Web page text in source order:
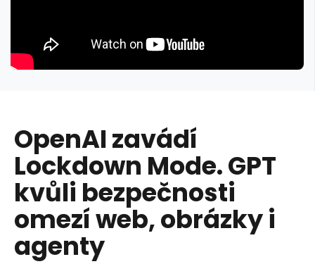
OpenAI zavádí
Lockdown Mode. GPT
kvůli bezpečnosti
omezí web, obrázky i
agenty